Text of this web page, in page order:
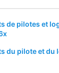
de pilotes et
du pilote et du